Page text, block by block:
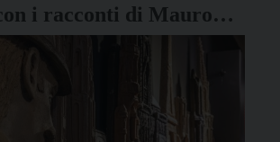
i racconti di Mauro